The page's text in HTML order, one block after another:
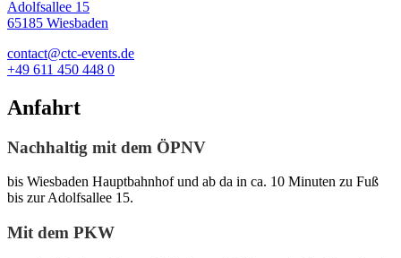
Adolfsallee 15
65185 Wiesbaden
contact@ctc-events.de
+49 611 450 448 0
Anfahrt
Nachhaltig mit dem ÖPNV
bis Wiesbaden Hauptbahnhof und ab da in ca. 10 Minuten zu Fuß
bis zur Adolfsallee 15.
Mit dem PKW